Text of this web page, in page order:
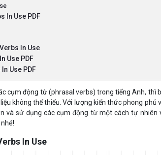
In Use PDF
In Use
Use PDF
Use PDF
cụm động từ (phrasal verbs) trong tiếng Anh, thì
không thể thiếu. Với lượng kiến thức phong phú
và sử dụng các cụm động từ một cách tự nhiên
In Use